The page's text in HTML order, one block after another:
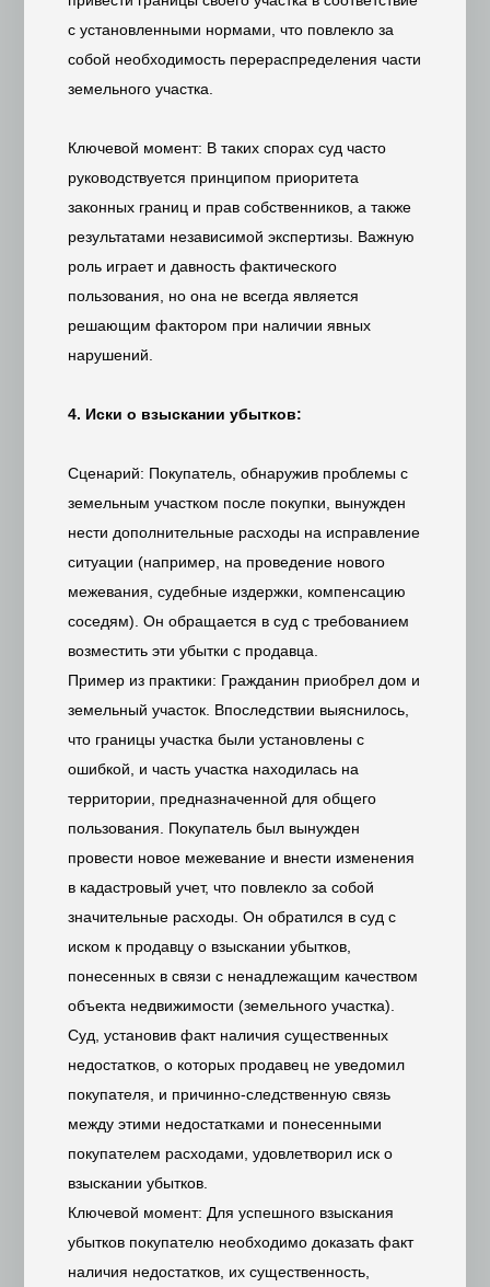
с установленными нормами, что повлекло за
собой необходимость перераспределения части
земельного участка.
Ключевой момент: В таких спорах суд часто
руководствуется принципом приоритета
законных границ и прав собственников, а также
результатами независимой экспертизы. Важную
роль играет и давность фактического
пользования, но она не всегда является
решающим фактором при наличии явных
нарушений.
4. Иски о взыскании убытков:
Сценарий: Покупатель, обнаружив проблемы с
земельным участком после покупки, вынужден
нести дополнительные расходы на исправление
ситуации (например, на проведение нового
межевания, судебные издержки, компенсацию
соседям). Он обращается в суд с требованием
возместить эти убытки с продавца.
Пример из практики: Гражданин приобрел дом и
земельный участок. Впоследствии выяснилось,
что границы участка были установлены с
ошибкой, и часть участка находилась на
территории, предназначенной для общего
пользования. Покупатель был вынужден
провести новое межевание и внести изменения
в кадастровый учет, что повлекло за собой
значительные расходы. Он обратился в суд с
иском к продавцу о взыскании убытков,
понесенных в связи с ненадлежащим качеством
объекта недвижимости (земельного участка).
Суд, установив факт наличия существенных
недостатков, о которых продавец не уведомил
покупателя, и причинно-следственную связь
между этими недостатками и понесенными
покупателем расходами, удовлетворил иск о
взыскании убытков.
Ключевой момент: Для успешного взыскания
убытков покупателю необходимо доказать факт
наличия недостатков, их существенность,